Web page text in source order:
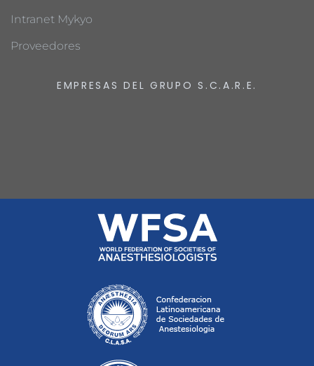
Intranet Mykyo
Proveedores
EMPRESAS DEL GRUPO S.C.A.R.E.